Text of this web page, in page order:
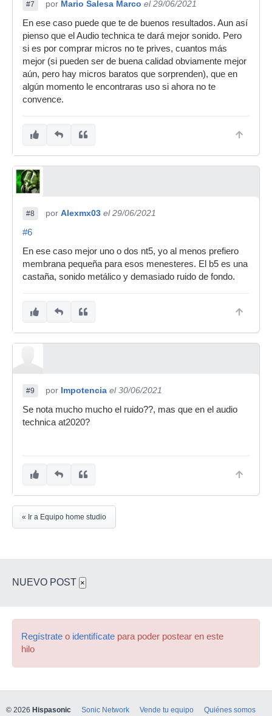
#7 por Mario Salesa Marco el 29/06/2021
En ese caso puede que te de buenos resultados. Aun así
pienso que el Audio technica te dará mejor sonido. Pero
si es por comprar micros no te prives, cuantos más
mejor (si pueden ser de buena calidad obviamente mejor
aún, pero hay micros baratos que sorprenden), que en
algún momento le encontraras uso si ahora no te
convence.
#8 por Alexmx03 el 29/06/2021
#6
En ese caso mejor uno o dos nt5, yo al menos prefiero
membrana pequeña para esos menesteres. El b5 es una
castaña, sonido metálico y demasiado ruido de fondo.
#9 por Impotencia el 30/06/2021
Se nota mucho mucho el ruido??, mas que en el audio
technica at2020?
« Ir a Equipo home studio
NUEVO POST ×
Regístrate o identifícate para poder postear en este
hilo
© 2026 Hispasonic Sonic Network Vende tu equipo Quiénes somos